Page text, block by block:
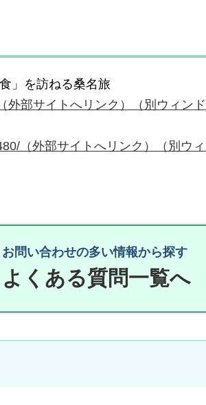
」を訪ねる桑名旅
部サイトへリンク）（別ウィンド
（外部サイトへリンク）（別ウィ
お問い合わせの多い情報から探す
よくある質問一覧へ